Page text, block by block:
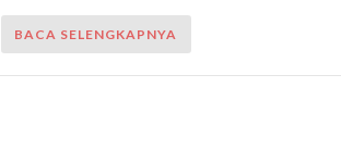
BACA SELENGKAPNYA